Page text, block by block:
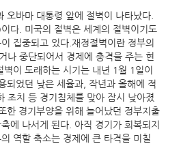
오바마 대통령 앞에 절벽이 나타났다.
다. 미국의 절벽은 세계의 절벽이기도
집중되고 있다.재정절벽이란 정부의
나 중단되어서 경제에 충격을 주는 현
이 도래하는 시기는 내년 1월 1일이
되었던 낮은 세율과, 작년과 올해에 적
조치 등 경기침체를 맞아 잠시 낮아졌
한 경기부양을 위해 늘어났던 정부지출
에 나서게 된다. 아직 경기가 회복되지
역할 축소는 경제에 큰 타격을 미칠